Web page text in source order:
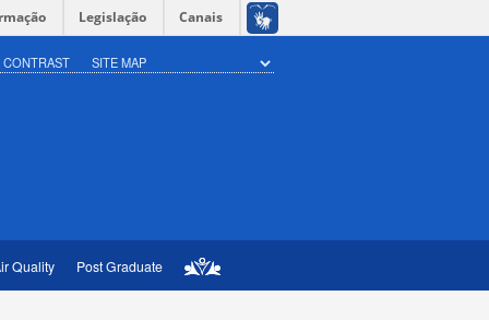
Legislação Canais
SITE MAP
Quality Post Graduate